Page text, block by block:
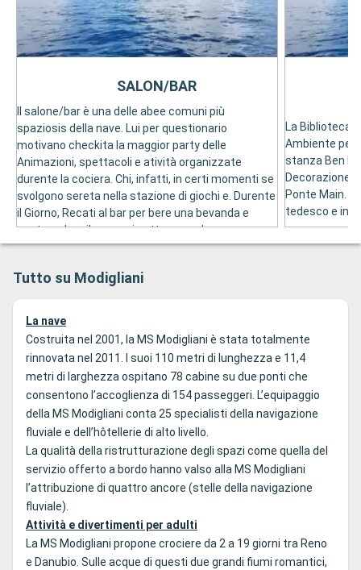
Il salone/bar è una delle abee comuni più
spaziosis della nave. Lui per questionario
motivano checkita la maggior party delle
Animazioni, spettacoli e atività organizzate
durente la cociera. Chi, infatti, in certi momenti se
svolgono sereta nella stazione di giochi e. Durente
il Giorno, Recati al bar per bere una bevanda e
contemplare il paesggio attraversa lena
panoramiche. Se Posono Consumares Free Caffè,
di Frutta se hai Schelto il paccchetto "Bevande
SALON/BAR
La Biblioteca
Ambiente per
stanza Ben
Decorazione,
Ponte Main.
tedesco e
Tutto su Modigliani
La nave
Costruita nel 2001, la MS Modigliani è stata totalmente
rinnovata nel 2011. I suoi 110 metri di lunghezza e 11,4
metri di larghezza ospitano 78 cabine su due ponti che
consentono l’accoglienza di 154 passeggeri. L’equipaggio
della MS Modigliani conta 25 specialisti della navigazione
fluviale e dell’hôtellerie di alto livello.
La qualità della ristrutturazione degli spazi come quella del
servizio offerto a bordo hanno valso alla MS Modigliani
l’attribuzione di quattro ancore (stelle della navigazione
fluviale).
Attività e divertimenti per adulti
La MS Modigliani propone crociere da 2 a 19 giorni tra Reno
e Danubio. Sulle acque di questi due grandi fiumi romantici,